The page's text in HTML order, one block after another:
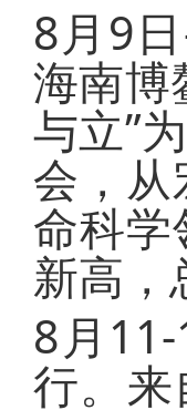
8月9
海南
与立”
会，
命科
新高，
8月
行。